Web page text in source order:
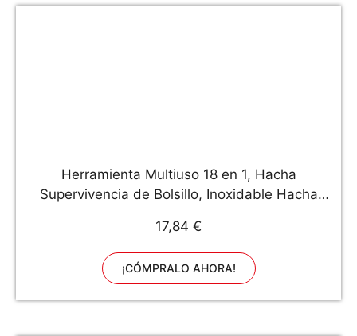
Herramienta Multiuso 18 en 1, Hacha
Supervivencia de Bolsillo, Inoxidable Hacha
Martillo Plegable para Acampar Caza Negro
17,84 €
¡CÓMPRALO AHORA!